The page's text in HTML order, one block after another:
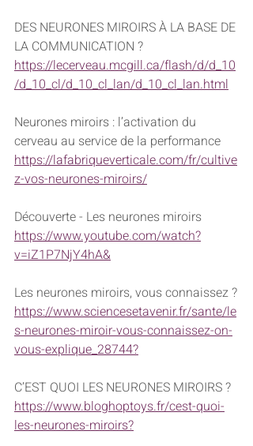
DES NEURONES MIROIRS À LA BASE DE
LA COMMUNICATION ?
https://lecerveau.mcgill.ca/flash/d/d_10
/d_10_cl/d_10_cl_lan/d_10_cl_lan.html
Neurones miroirs : l’activation du
cerveau au service de la performance
https://lafabriqueverticale.com/fr/cultive
z-vos-neurones-miroirs/
Découverte - Les neurones miroirs
https://www.youtube.com/watch?
v=iZ1P7NjY4hA&
Les neurones miroirs, vous connaissez ?
https://www.sciencesetavenir.fr/sante/le
s-neurones-miroir-vous-connaissez-on-
vous-explique_28744?
C’EST QUOI LES NEURONES MIROIRS ?
https://www.bloghoptoys.fr/cest-quoi-
les-neurones-miroirs?